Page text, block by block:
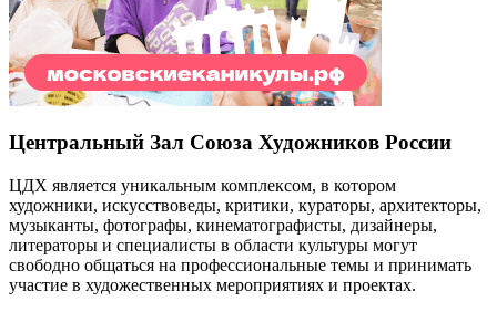
Центральный Зал Союза Художников России
ЦДХ является уникальным комплексом, в котором
художники, искусствоведы, критики, кураторы, архитекторы,
музыканты, фотографы, кинематографисты, дизайнеры,
литераторы и специалисты в области культуры могут
свободно общаться на профессиональные темы и принимать
участие в художественных мероприятиях и проектах.